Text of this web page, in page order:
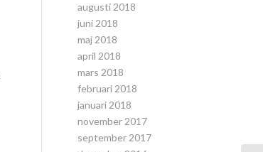
augusti 2018
juni 2018
maj 2018
april 2018
mars 2018
februari 2018
januari 2018
november 2017
september 2017